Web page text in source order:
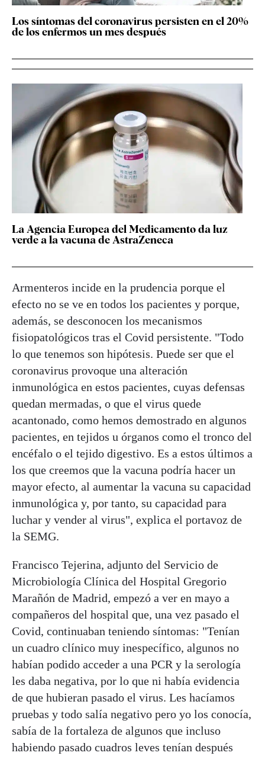
Los síntomas del coronavirus persisten en el 20%
de los enfermos un mes después
La Agencia Europea del Medicamento da luz
verde a la vacuna de AstraZeneca
Armenteros incide en la prudencia porque el
efecto no se ve en todos los pacientes y porque,
además, se desconocen los mecanismos
fisiopatológicos tras el Covid persistente. "Todo
lo que tenemos son hipótesis. Puede ser que el
coronavirus provoque una alteración
inmunológica en estos pacientes, cuyas defensas
quedan mermadas, o que el virus quede
acantonado, como hemos demostrado en algunos
pacientes, en tejidos u órganos como el tronco del
encéfalo o el tejido digestivo. Es a estos últimos a
los que creemos que la vacuna podría hacer un
mayor efecto, al aumentar la vacuna su capacidad
inmunológica y, por tanto, su capacidad para
luchar y vender al virus", explica el portavoz de
la SEMG.
Francisco Tejerina, adjunto del Servicio de
Microbiología Clínica del Hospital Gregorio
Marañón de Madrid, empezó a ver en mayo a
compañeros del hospital que, una vez pasado el
Covid, continuaban teniendo síntomas: "Tenían
un cuadro clínico muy inespecífico, algunos no
habían podido acceder a una PCR y la serología
les daba negativa, por lo que ni había evidencia
de que hubieran pasado el virus. Les hacíamos
pruebas y todo salía negativo pero yo los conocía,
sabía de la fortaleza de algunos que incluso
habiendo pasado cuadros leves tenían después